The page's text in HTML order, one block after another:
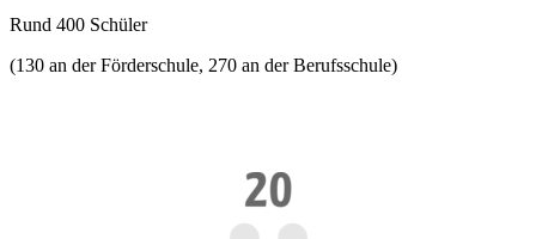
Rund 400 Schüler
(130 an der Förderschule, 270 an der Berufsschule)